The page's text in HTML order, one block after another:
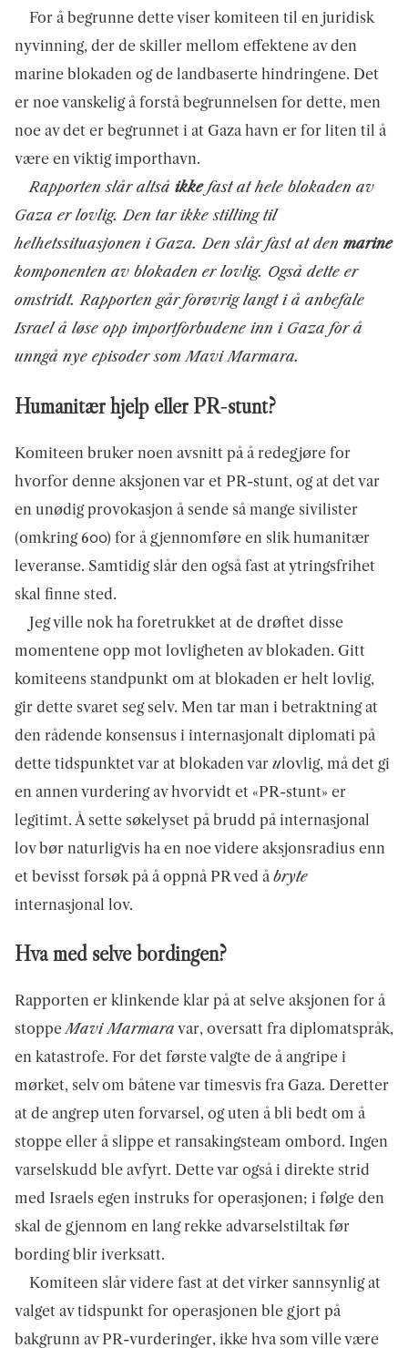
For å begrunne dette viser komiteen til en juridisk
nyvinning, der de skiller mellom effektene av den
marine blokaden og de landbaserte hindringene. Det
er noe vanskelig å forstå begrunnelsen for dette, men
noe av det er begrunnet i at Gaza havn er for liten til å
være en viktig importhavn.
Rapporten slår altså ikkefast at hele blokaden av
Gaza er lovlig. Den tar ikke stilling til
helhetssituasjonen i Gaza. Den slår fast at den marine
komponenten av blokaden er lovlig. Også dette er
omstridt. Rapporten går forøvrig langt i å anbefale
Israel å løse opp importforbudene inn i Gaza for å
unngå nye episoder som Mavi Marmara.
Humanitær hjelp eller PR-stunt?
Komiteen bruker noen avsnitt på å redegjøre for
hvorfor denne aksjonen var et PR-stunt, og at det var
en unødig provokasjon å sende så mange sivilister
(omkring 600) for å gjennomføre en slik humanitær
leveranse. Samtidig slår den også fast at ytringsfrihet
skal finne sted.
Jeg ville nok ha foretrukket at de drøftet disse
momentene opp mot lovligheten av blokaden. Gitt
komiteens standpunkt om at blokaden er helt lovlig,
gir dette svaret seg selv. Men tar man i betraktning at
den rådende konsensus i internasjonalt diplomati på
dette tidspunktet var at blokaden var ulovlig, må det gi
en annen vurdering av hvorvidt et «PR-stunt» er
legitimt. Å sette søkelyset på brudd på internasjonal
lov bør naturligvis ha en noe videre aksjonsradius enn
et bevisst forsøk på å oppnå PR ved å bryte
internasjonal lov.
Hva med selve bordingen?
Rapporten er klinkende klar på at selve aksjonen for å
stoppeMavi Marmara var, oversatt fra diplomatspråk,
en katastrofe. For det første valgte de å angripe i
mørket, selv om båtene var timesvis fra Gaza. Deretter
at de angrep uten forvarsel, og uten å bli bedt om å
stoppe eller å slippe et ransakingsteam ombord. Ingen
varselskudd ble avfyrt. Dette var også i direkte strid
med Israels egen instruks for operasjonen; i følge den
skal de gjennom en lang rekke advarselstiltak før
bording blir iverksatt.
Komiteen slår videre fast at det virker sannsynlig at
valget av tidspunkt for operasjonen ble gjort på
bakgrunn av PR-vurderinger, ikke hva som ville være